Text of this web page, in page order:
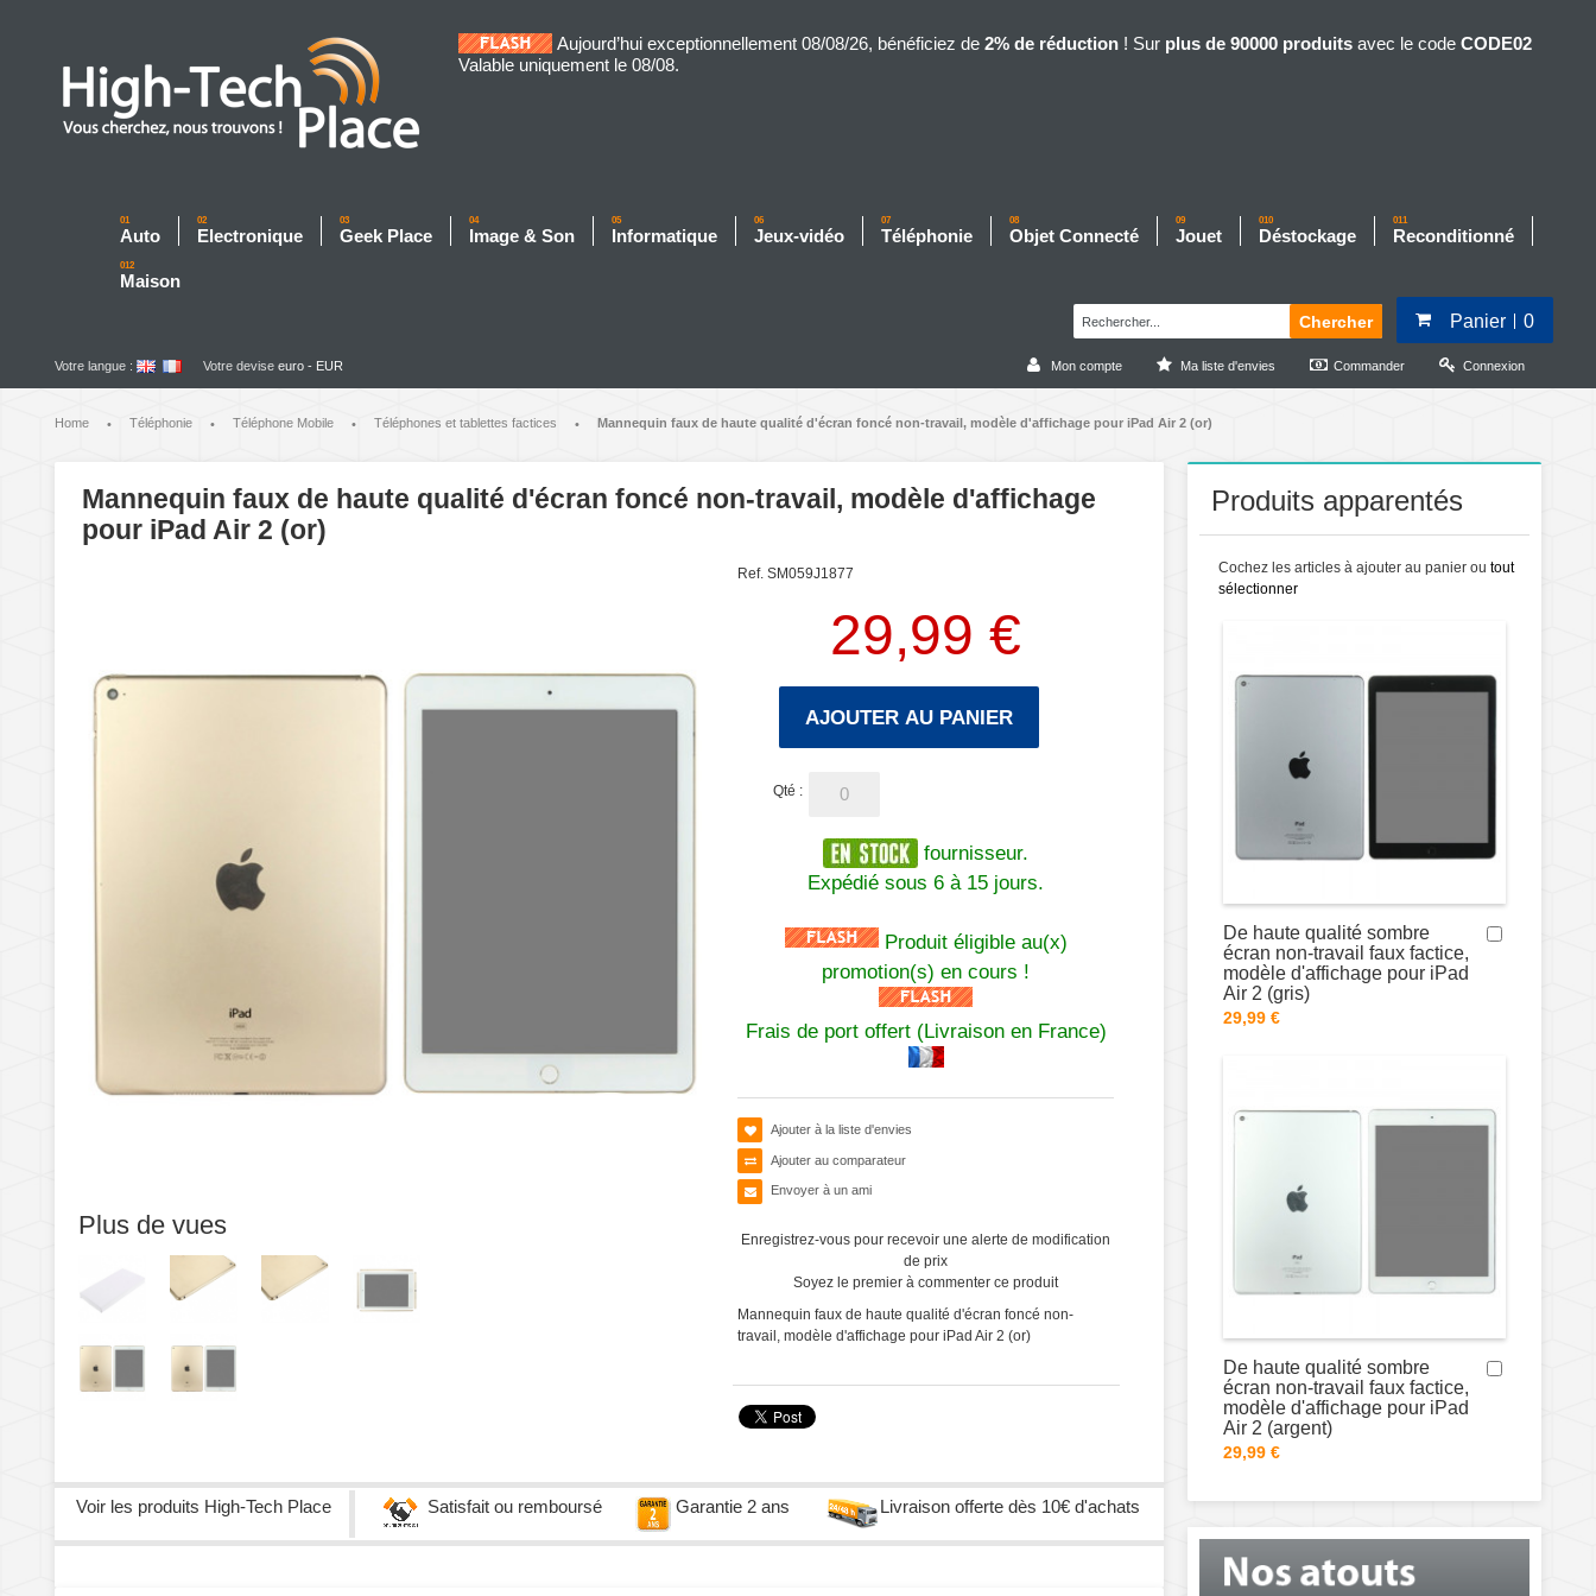
Aujourd’hui exceptionnellement 08/08/26, bénéficiez de 2% de réduction ! Sur plus de 90000 produits avec le code CODE02
Valable uniquement le 08/08.
01
Auto
02
Electronique
03
Geek Place
04
Image & Son
05
Informatique
06
Jeux-vidéo
07
Téléphonie
08
Objet Connecté
09
Jouet
010
Déstockage
011
Reconditionné
012
Maison
Panier
0
Chercher
Mon compte Ma liste d'envies Commander Connexion
Votre langue : Votre devise euro - EUR
Home • Téléphonie • Téléphone Mobile • Téléphones et tablettes factices • Mannequin faux de haute qualité d'écran foncé non-travail, modèle d'affichage pour iPad Air 2 (or)
Mannequin faux de haute qualité d'écran foncé non-travail, modèle d'affichage
pour iPad Air 2 (or)
Plus de vues
Ref. SM059J1877
29,99 €
AJOUTER AU PANIER
Qté :
fournisseur.
Expédié sous 6 à 15 jours.
Produit éligible au(x)
promotion(s) en cours !
Frais de port offert (Livraison en France)
Ajouter à la liste d'envies
Ajouter au comparateur
Envoyer à un ami
Enregistrez-vous pour recevoir une alerte de modification
de prix
Soyez le premier à commenter ce produit
Mannequin faux de haute qualité d'écran foncé non-
travail, modèle d'affichage pour iPad Air 2 (or)
Voir les produits High-Tech Place Satisfait ou remboursé Garantie 2 ans Livraison offerte dès 10€ d'achats
Produits apparentés
Cochez les articles à ajouter au panier ou tout
sélectionner
De haute qualité sombre
écran non-travail faux factice,
modèle d'affichage pour iPad
Air 2 (gris)
29,99 €
De haute qualité sombre
écran non-travail faux factice,
modèle d'affichage pour iPad
Air 2 (argent)
29,99 €